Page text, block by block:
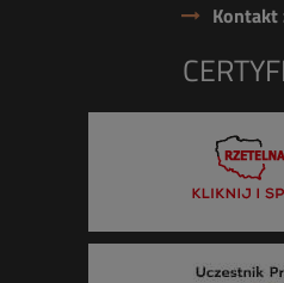
Kontakt